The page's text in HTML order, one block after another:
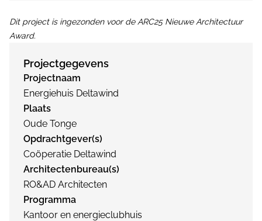
Dit project is ingezonden voor de ARC25 Nieuwe Architectuur
Award.
Projectgegevens
Projectnaam
Energiehuis Deltawind
Plaats
Oude Tonge
Opdrachtgever(s)
Coöperatie Deltawind
Architectenbureau(s)
RO&AD Architecten
Programma
Kantoor en energieclubhuis